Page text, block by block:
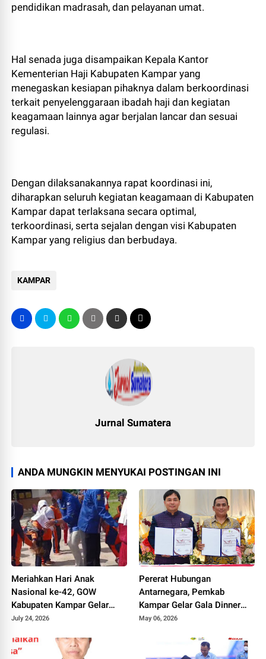
pendidikan madrasah, dan pelayanan umat.
Hal senada juga disampaikan Kepala Kantor
Kementerian Haji Kabupaten Kampar yang
menegaskan kesiapan pihaknya dalam berkoordinasi
terkait penyelenggaraan ibadah haji dan kegiatan
keagamaan lainnya agar berjalan lancar dan sesuai
regulasi.
Dengan dilaksanakannya rapat koordinasi ini,
diharapkan seluruh kegiatan keagamaan di Kabupaten
Kampar dapat terlaksana secara optimal,
terkoordinasi, serta sejalan dengan visi Kabupaten
Kampar yang religius dan berbudaya.
KAMPAR
Jurnal Sumatera
ANDA MUNGKIN MENYUKAI POSTINGAN INI
Meriahkan Hari Anak
Nasional ke-42, GOW
Kabupaten Kampar Gelar
Berbagai Perlombaan di UPT
July 24, 2026
Pererat Hubungan
Antarnegara, Pemkab
Kampar Gelar Gala Dinner
Pertukaran Pelajar
May 06, 2026